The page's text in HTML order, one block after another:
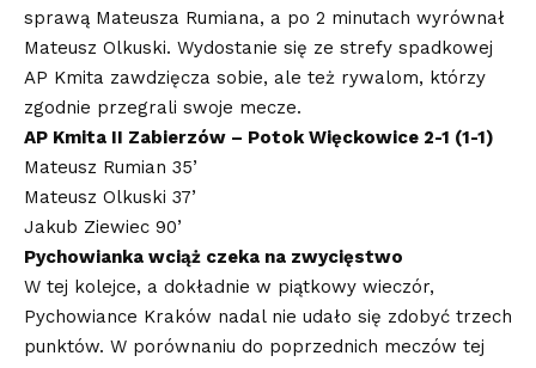
sprawą Mateusza Rumiana, a po 2 minutach wyrównał
Mateusz Olkuski. Wydostanie się ze strefy spadkowej
AP Kmita zawdzięcza sobie, ale też rywalom, którzy
zgodnie przegrali swoje mecze.
AP Kmita II Zabierzów – Potok Więckowice 2-1 (1-1)
Mateusz Rumian 35’
Mateusz Olkuski 37’
Jakub Ziewiec 90’
Pychowianka wciąż czeka na zwycięstwo
W tej kolejce, a dokładnie w piątkowy wieczór,
Pychowiance Kraków nadal nie udało się zdobyć trzech
punktów. W porównaniu do poprzednich meczów tej